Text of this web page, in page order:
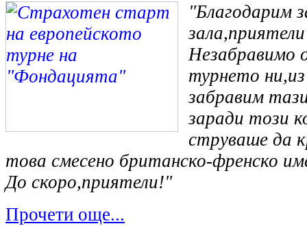
"Благодарим
Незабравимо
турнето
забравим
заради този
струваше да
това смесено британско-френско
До скоро,приятели!"
Прочети още...